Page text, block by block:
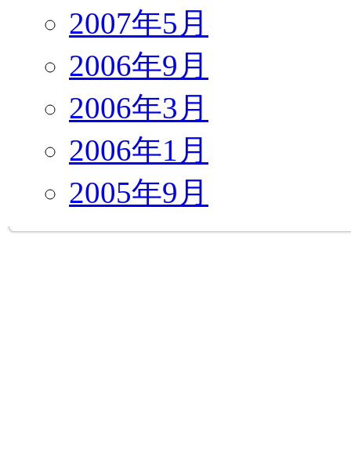
2007年5月
2006年9月
2006年3月
2006年1月
2005年9月